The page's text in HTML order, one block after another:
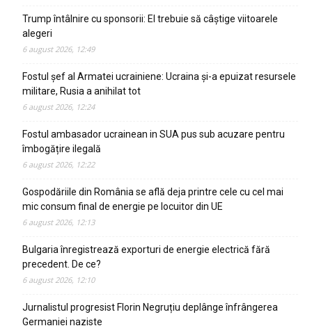
Trump întâlnire cu sponsorii: El trebuie să câștige viitoarele
alegeri
6 august 2026, 12:49
Fostul șef al Armatei ucrainiene: Ucraina și-a epuizat resursele
militare, Rusia a anihilat tot
6 august 2026, 12:24
Fostul ambasador ucrainean in SUA pus sub acuzare pentru
îmbogățire ilegală
6 august 2026, 12:22
Gospodăriile din România se află deja printre cele cu cel mai
mic consum final de energie pe locuitor din UE
6 august 2026, 12:13
Bulgaria înregistrează exporturi de energie electrică fără
precedent. De ce?
6 august 2026, 12:10
Jurnalistul progresist Florin Negruțiu deplânge înfrângerea
Germaniei naziste